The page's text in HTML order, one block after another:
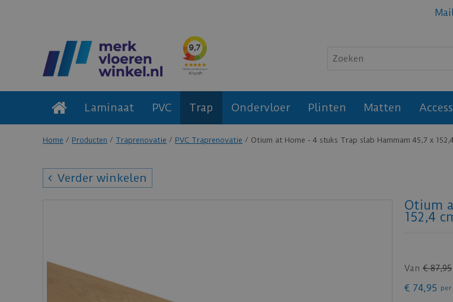
Home Producten Traprenovatie PVC Traprenovatie Otium at Home - 4 stuks Trap slab Hammam 45,7 x
Laminaat PVC Trap Ondervloer Plinten Matten
Verder winkelen
Otium
152,4
Van € 87,95
€ 74,95 per